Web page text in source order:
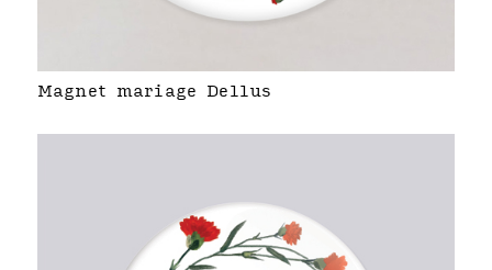
Magnet mariage Dellus